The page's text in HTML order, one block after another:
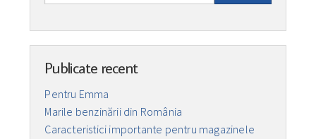
Publicate recent
Pentru Emma
Marile benzinării din România
Caracteristici importante pentru magazinele